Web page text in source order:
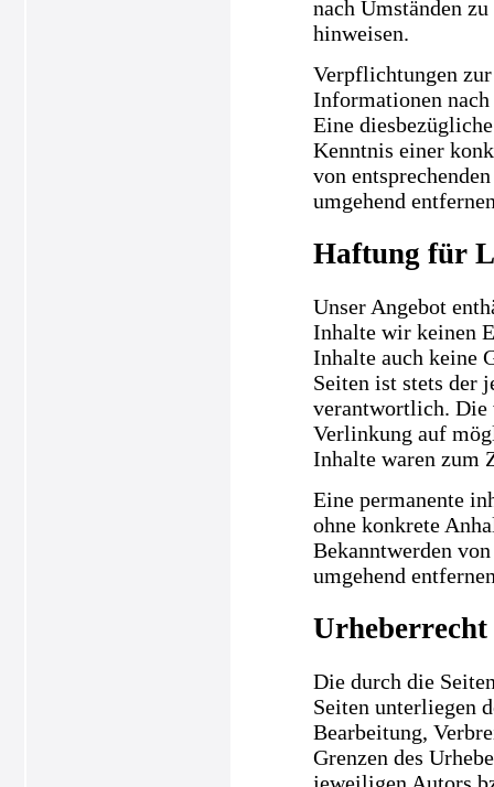
nach Umständen
hinweisen.
Verpflichtungen
Informationen
Eine
Kenntnis einer
von
umgehend
Haftung für
Unser Angebot
Inhalte wir keinen
Inhalte auch keine
Seiten ist stets der
verantwortlich. Die
Verlinkung auf
Inhalte waren zum
Eine permanente
ohne konkrete
Bekanntwerden
umgehend
Urheberrecht
Die durch die
Seiten unterliegen
Bearbeitung,
Grenzen des